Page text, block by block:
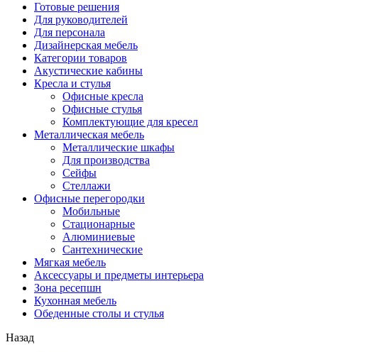
Готовые решения
Для руководителей
Для персонала
Дизайнерская мебель
Категории товаров
Акустические кабины
Кресла и стулья
Офисные кресла
Офисные стулья
Комплектующие для кресел
Металлическая мебель
Металлические шкафы
Для производства
Сейфы
Стеллажи
Офисные перегородки
Мобильные
Стационарные
Алюминиевые
Сантехнические
Мягкая мебель
Аксессуары и предметы интерьера
Зона ресепшн
Кухонная мебель
Обеденные столы и стулья
Назад